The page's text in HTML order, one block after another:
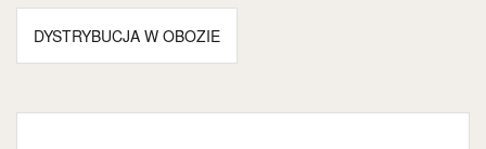
Nawigacja
wpisu
DYSTRYBUCJA W OBOZIE